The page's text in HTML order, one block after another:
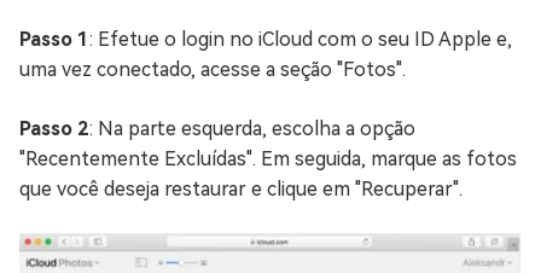
Passo 1: Efetue o login no iCloud com o seu ID Apple e,
uma vez conectado, acesse a seção "Fotos".
Passo 2: Na parte esquerda, escolha a opção
"Recentemente Excluídas". Em seguida, marque as fotos
que você deseja restaurar e clique em "Recuperar".